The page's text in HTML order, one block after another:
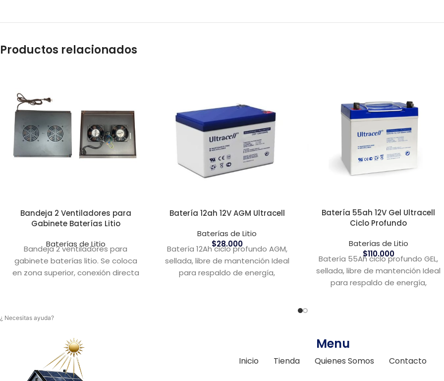
Productos relacionados
Bandeja 2 Ventiladores para
Gabinete Baterías Litio
Baterías de Litio
Bandeja 2 ventiladores para
gabinete baterías litio. Se coloca
en zona superior, conexión directa
Batería 12ah 12V AGM Ultracell
Baterías de Litio
$28.000
Batería 12Ah ciclo profundo AGM,
sellada, libre de mantención Ideal
para respaldo de energía,
Batería 55ah 12V Gel Ultracell
Ciclo Profundo
Baterías de Litio
$110.000
Batería 55Ah ciclo profundo GEL,
sellada, libre de mantención Ideal
para respaldo de energía,
¿ Necesitas ayuda?
Menu
Inicio Tienda Quienes Somos Contacto